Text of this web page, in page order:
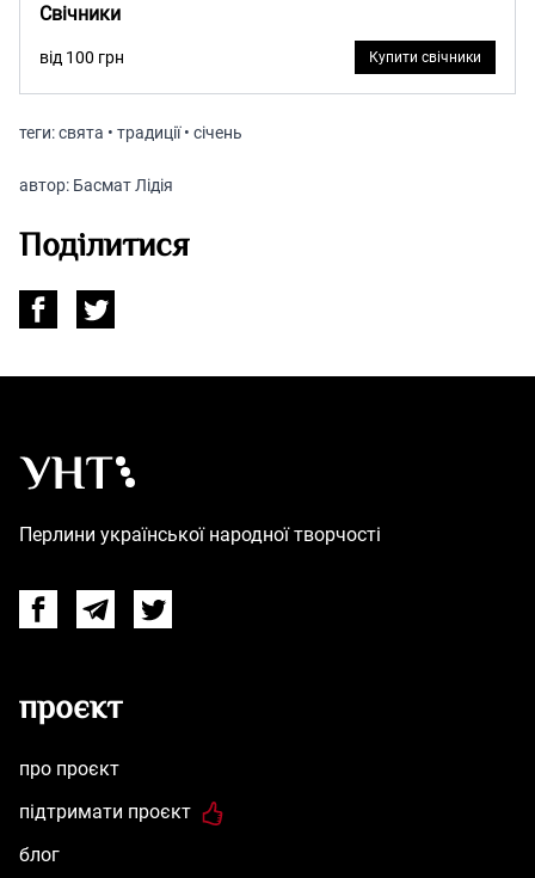
Свічники
від 100 грн Купити свічники
теги:свята • традиції • січень
автор: Басмат Лідія
Поділитися
Перлини української народної творчості
FacebookTelegramTwitter
проєкт
про проєкт
підтримати проєкт
блог